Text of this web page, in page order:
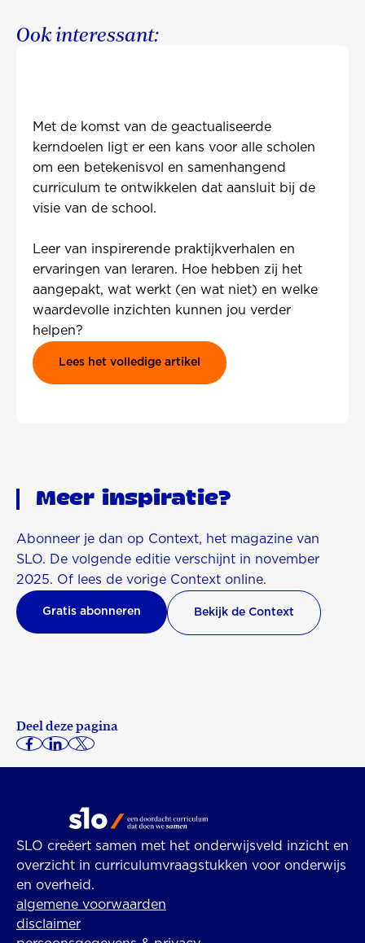
Ook interessant:
Met de komst van de geactualiseerde
kerndoelen ligt er een kans voor alle scholen
om een betekenisvol en samenhangend
curriculum te ontwikkelen dat aansluit bij de
visie van de school.
Leer van inspirerende praktijkverhalen en
ervaringen van leraren. Hoe hebben zij het
aangepakt, wat werkt (en wat niet) en welke
waardevolle inzichten kunnen jou verder
helpen?
Lees het volledige artikel
Meer inspiratie?
Abonneer je dan op Context, het magazine van
SLO. De volgende editie verschijnt in november
2025. Of lees de vorige Context online.
Gratis abonneren Bekijk de Context
Deel deze pagina
SLO creëert samen met het onderwijsveld inzicht en
overzicht in curriculumvraagstukken voor onderwijs
en overheid.
algemene voorwaarden
disclaimer